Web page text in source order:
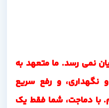
نمی رسد. ما متعهد به
و رفع سریع
دماجت، شما فقط یک